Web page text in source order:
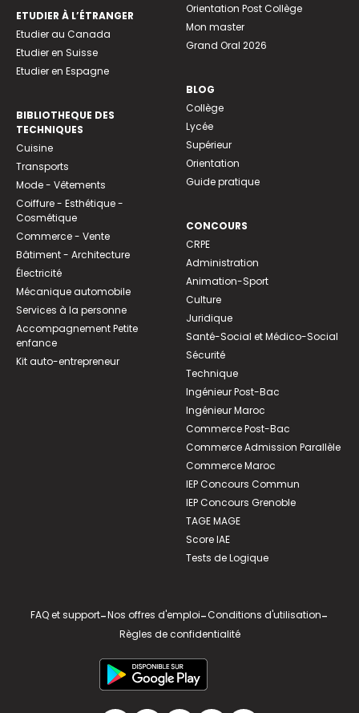
ETUDIER À L’ÉTRANGER
Etudier au Canada
Etudier en Suisse
Etudier en Espagne
BIBLIOTHEQUE DES
TECHNIQUES
Cuisine
Transports
Mode - Vêtements
Coiffure - Esthétique -
Cosmétique
Commerce - Vente
Bâtiment - Architecture
Électricité
Mécanique automobile
Services à la personne
Accompagnement Petite
enfance
Kit auto-entrepreneur
Orientation Post Collège
Mon master
Grand Oral 2026
BLOG
Collège
Lycée
Supérieur
Orientation
Guide pratique
CONCOURS
CRPE
Administration
Animation-Sport
Culture
Juridique
Santé-Social et Médico-Social
Sécurité
Technique
Ingénieur Post-Bac
Ingénieur Maroc
Commerce Post-Bac
Commerce Admission Parallèle
Commerce Maroc
IEP Concours Commun
IEP Concours Grenoble
TAGE MAGE
Score IAE
Tests de Logique
FAQ et support-Nos offres d'emploi-Conditions d'utilisation-
Règles de confidentialité